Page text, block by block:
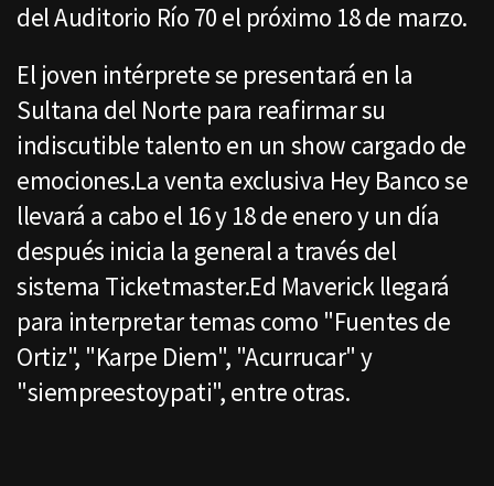
del Auditorio Río 70 el próximo 18 de marzo.
El joven intérprete se presentará en la
Sultana del Norte para reafirmar su
indiscutible talento en un show cargado de
emociones.La venta exclusiva Hey Banco se
llevará a cabo el 16 y 18 de enero y un día
después inicia la general a través del
sistema Ticketmaster.Ed Maverick llegará
para interpretar temas como "Fuentes de
Ortiz", "Karpe Diem", "Acurrucar" y
"siempreestoypati", entre otras.